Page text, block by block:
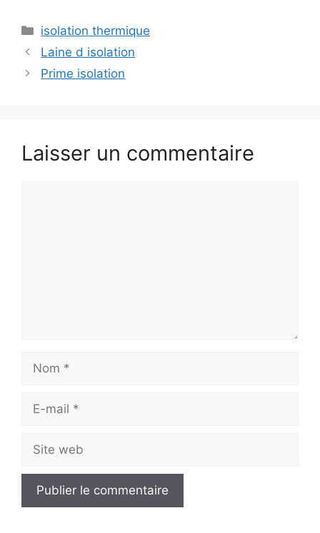
Catégories
isolation thermique
Laine d isolation
Prime isolation
Laisser un commentaire
mail
web